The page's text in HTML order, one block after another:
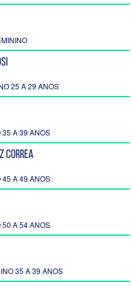
25 A 29 ANOS
35 A 39 ANOS
CORREA
45 A 49 ANOS
50 A 54 ANOS
35 A 39 ANOS